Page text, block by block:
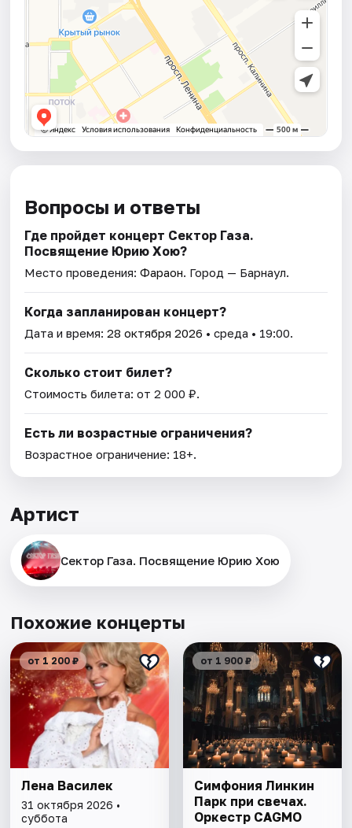
Вопросы и ответы
Где пройдет концерт Сектор Газа.
Посвящение Юрию Хою?
Место проведения:Фараон. Город — Барнаул.
Когда запланирован концерт?
Дата и время:28 октября 2026 • среда • 19:00.
Сколько стоит билет?
Стоимость билета: от 2 000 ₽.
Есть ли возрастные ограничения?
Возрастное ограничение: 18+.
Артист
Сектор Газа. Посвящение Юрию Хою
Похожие концерты
от 1 200 ₽
Лена Василек
31 октября 2026 •
суббота
от 1 900 ₽
Симфония Линкин
Парк при свечах.
Оркестр CAGMO